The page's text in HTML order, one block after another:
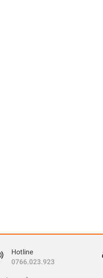
Hotline
0766.023.923